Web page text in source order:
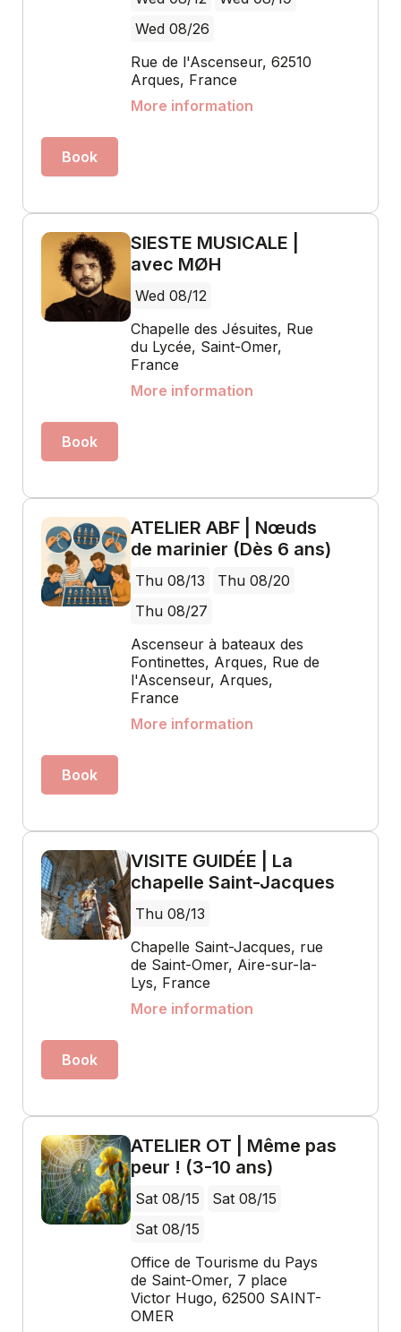
Wed 08/26
Rue de l'Ascenseur, 62510
Arques, France
More information
Book
SIESTE MUSICALE |
avec MØH
Wed 08/12
Chapelle des Jésuites, Rue
du Lycée, Saint-Omer,
France
More information
Book
ATELIER ABF | Nœuds
de marinier (Dès 6 ans)
Thu 08/13
Thu 08/20
Thu 08/27
Ascenseur à bateaux des
Fontinettes, Arques, Rue de
l'Ascenseur, Arques,
France
More information
Book
VISITE GUIDÉE | La
chapelle Saint-Jacques
Thu 08/13
Chapelle Saint-Jacques, rue
de Saint-Omer, Aire-sur-la-
Lys, France
More information
Book
ATELIER OT | Même pas
peur ! (3-10 ans)
Sat 08/15
Sat 08/15
Sat 08/15
Office de Tourisme du Pays
de Saint-Omer, 7 place
Victor Hugo, 62500 SAINT-
OMER